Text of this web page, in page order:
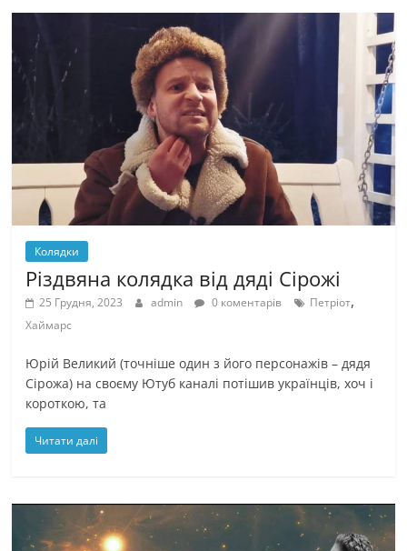
Колядки
Різдвяна колядка від дяді Сірожі
25 Грудня, 2023 admin 0 коментарів Петріот,
Хаймарс
Юрій Великий (точніше один з його персонажів – дядя
Сірожа) на своєму Ютуб каналі потішив українців, хоч і
короткою, та
Читати далі